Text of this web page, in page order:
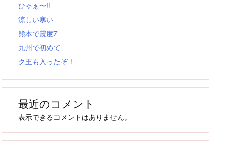
ひゃぁ〜‼
涼しい寒い
熊本で震度7
九州で初めて
ク王も入ったぞ！
最近のコメント
表示できるコメントはありません。